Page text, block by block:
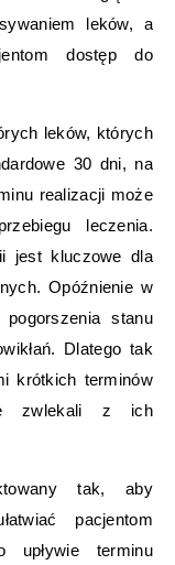
leków, a
dostęp do
leków, których
30 dni, na
realizacji może
leczenia.
jest kluczowe dla
Opóźnienie w
stanu
Dlatego tak
krótkich terminów
zwlekali z ich
tak, aby
pacjentom
upływie terminu